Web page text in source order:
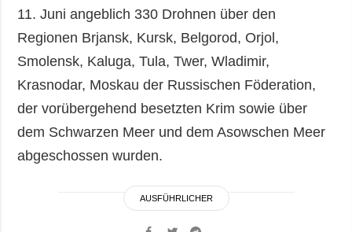
11. Juni angeblich 330 Drohnen über den
Regionen Brjansk, Kursk, Belgorod, Orjol,
Smolensk, Kaluga, Tula, Twer, Wladimir,
Krasnodar, Moskau der Russischen Föderation,
der vorübergehend besetzten Krim sowie über
dem Schwarzen Meer und dem Asowschen Meer
abgeschossen wurden.
AUSFÜHRLICHER